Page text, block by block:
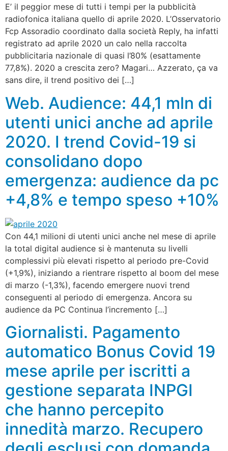
E’ il peggior mese di tutti i tempi per la pubblicità
radiofonica italiana quello di aprile 2020. L’Osservatorio
Fcp Assoradio coordinato dalla società Reply, ha infatti
registrato ad aprile 2020 un calo nella raccolta
pubblicitaria nazionale di quasi l’80% (esattamente
77,8%). 2020 a crescita zero? Magari… Azzerato, ça va
sans dire, il trend positivo dei […]
Web. Audience: 44,1 mln di
utenti unici anche ad aprile
2020. I trend Covid-19 si
consolidano dopo
emergenza: audience da pc
+4,8% e tempo speso +10%
Con 44,1 milioni di utenti unici anche nel mese di aprile
la total digital audience si è mantenuta su livelli
complessivi più elevati rispetto al periodo pre-Covid
(+1,9%), iniziando a rientrare rispetto al boom del mese
di marzo (-1,3%), facendo emergere nuovi trend
conseguenti al periodo di emergenza. Ancora su
audience da PC Continua l’incremento […]
Giornalisti. Pagamento
automatico Bonus Covid 19
mese aprile per iscritti a
gestione separata INPGI
che hanno percepito
innedità marzo. Recupero